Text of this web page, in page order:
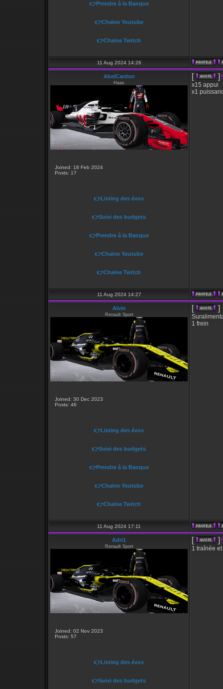
👉Prendre à la Banque
👉Chaine Youtube
👉Chaine Twitch
11 Aug 2024 14:26
AbelCardon
Haas
Joined: 18 Feb 2024
Posts: 17
👉Listing des évos
👉Suivi des budgets
👉Prendre à la Banque
👉Chaine Youtube
👉Chaine Twitch
[ ]
x15 appui
x1
11 Aug 2024 14:27
Alvin
Renault Sport
Joined: 30 Dec 2023
Posts: 46
👉Listing des évos
👉Suivi des budgets
👉Prendre à la Banque
👉Chaine Youtube
👉Chaine Twitch
[ ]
1 frein
11 Aug 2024 17:11
Adri1
Renault Sport
Joined: 02 Nov 2023
Posts: 57
👉Listing des évos
👉Suivi des budgets
[ ]
1 traînée